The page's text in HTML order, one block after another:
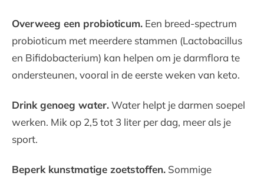
Overweeg een probioticum. Een breed-spectrum
probioticum met meerdere stammen (Lactobacillus
en Bifidobacterium) kan helpen om je darmflora te
ondersteunen, vooral in de eerste weken van keto.
Drink genoeg water.Water helpt je darmen soepel
werken. Mik op 2,5 tot 3 liter per dag, meer als je
sport.
Beperk kunstmatige zoetstoffen. Sommige